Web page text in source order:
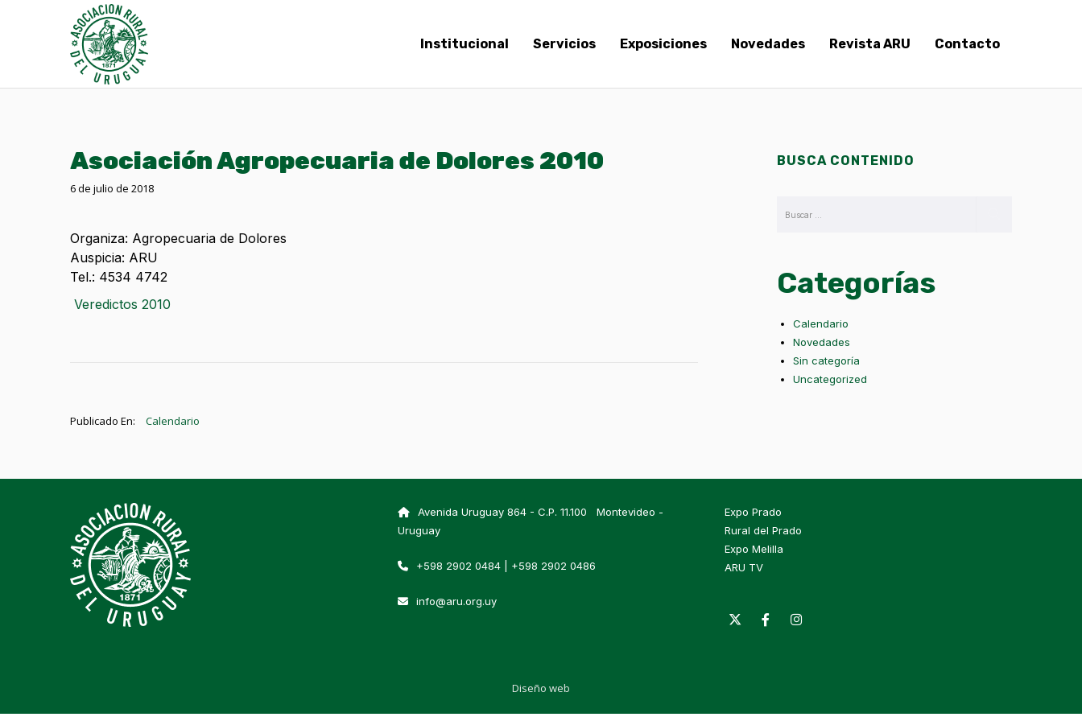
Institucional Servicios Exposiciones Novedades Revista ARU Contacto
Asociación Agropecuaria de Dolores 2010
6 de julio de 2018
Organiza: Agropecuaria de Dolores
Auspicia: ARU
Tel.: 4534 4742
Veredictos 2010
Publicado En: Calendario
BUSCA CONTENIDO
Categorías
Calendario
Novedades
Sin categoría
Uncategorized
Avenida Uruguay 864 - C.P. 11.100 Montevideo -
Uruguay
+598 2902 0484 | +598 2902 0486
info@aru.org.uy
Expo Prado
Rural del Prado
Expo Melilla
ARU TV
Diseño web